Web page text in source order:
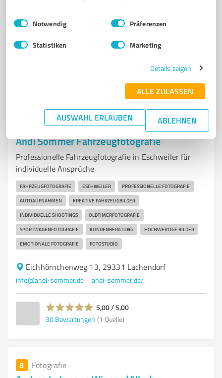
Impressum Datenschutzbestimmungen
Einwilligungsauswahl
Notwendig Präferenzen
Statistiken Marketing
Details zeigen
ALLE ZULASSEN
AUSWAHL ERLAUBEN ABLEHNEN
Schnuckendrift 3a, 29229 Celle
info@foto-hofmeister.de www.foto-hofmeister.de/
Fotografie
Andi Sommer Fahrzeugfotografie
Professionelle Fahrzeugfotografie in Eschweiler für
individuelle Ansprüche
FAHRZEUGFOTOGRAFIE ESCHWEILER PROFESSIONELLE FOTOGRAFIE
AUTOAUFNAHMEN KREATIVE FAHRZEUGBILDER
INDIVIDUELLE SHOOTINGS OLDTIMERFOTOGRAFIE
SPORTWAGENFOTOGRAFIE KUNDENBERATUNG HOCHWERTIGE BILDER
EMOTIONALE FOTOGRAFIE FOTOSTUDIO
Eichhörnchenweg 13, 29331 Lachendorf
info@andi-sommer.de andi-sommer.de/
5,00 / 5,00
30 Bewertungen (1 Quelle)
8 Fotografie